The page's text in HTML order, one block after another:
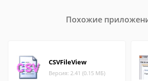
Похожие
CSVFileView
Версия: 2.41 (0.15 МБ)